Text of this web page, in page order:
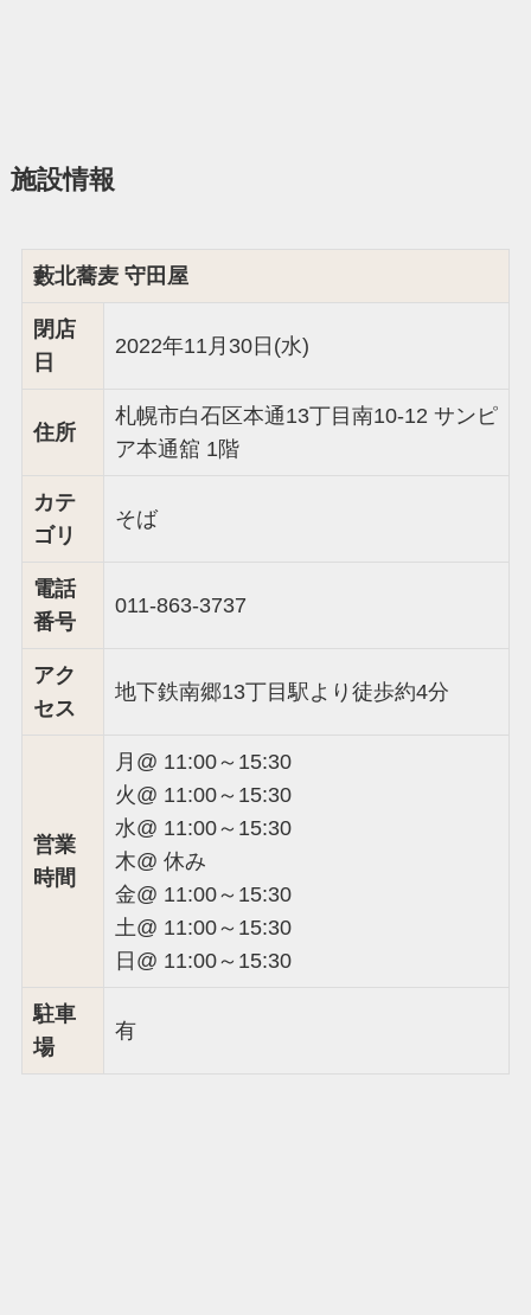
施設情報
藪北蕎麦 守田屋
閉店
日
2022年11月30日(水)
住所
札幌市白石区本通13丁目南10-12 サンピ
ア本通舘 1階
カテ
ゴリ
そば
電話
番号
011-863-3737
アク
セス
地下鉄南郷13丁目駅より徒歩約4分
営業
時間
月@ 11:00～15:30
火@ 11:00～15:30
水@ 11:00～15:30
木@ 休み
金@ 11:00～15:30
土@ 11:00～15:30
日@ 11:00～15:30
駐車
場
有